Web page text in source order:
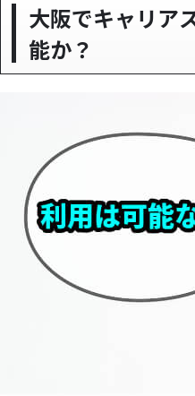
大阪でキャリア
能か？